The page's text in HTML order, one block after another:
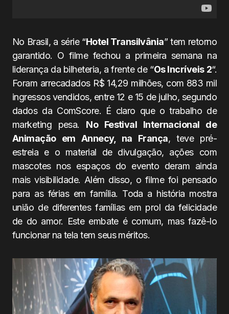
No Brasil, a série “Hotel Transilvânia” tem retorno
garantido. O filme fechou a primeira semana na
liderança da bilheteria, a frente de “Os Incríveis 2“.
Foram arrecadados R$ 14,29 milhões, com 883 mil
ingressos vendidos, entre 12 e 15 de julho, segundo
dados da ComScore. É claro que o trabalho de
marketing pesa. No Festival Internacional de
Animação em Annecy, na França, teve pré-
estreia e o material de divulgação, ações com
mascotes nos espaços do evento deram ainda
mais visibilidade. Além disso, o filme foi pensado
para as férias em família. Toda a história mostra
união de diferentes famílias em prol da felicidade
de do amor. Este embate é comum, mas fazê-lo
funcionar na tela tem seus méritos.